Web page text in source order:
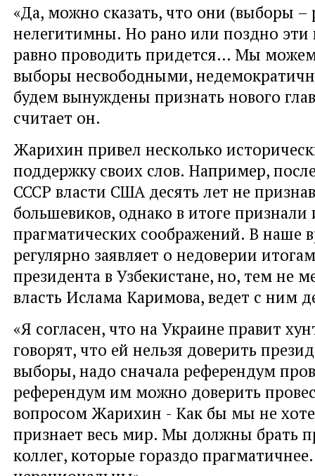
«Да, можно сказать, что они (выборы –
нелегитимны. Но рано или поздно эти
равно проводить придется… Мы можем
выборы несвободными,
будем вынуждены признать нового
считает он.
Жарихин привел несколько
поддержку своих слов. Например,
СССР власти США десять лет не
большевиков, однако в итоге признали
прагматических соображений. В наше
регулярно заявляет о недоверии
президента в Узбекистане, но, тем не
власть Ислама Каримова, ведет с ним
«Я согласен, что на Украине правит
говорят, что ей нельзя доверить
выборы, надо сначала референдум
референдум им можно доверить
вопросом Жарихин - Как бы мы не
признает весь мир. Мы должны брать
коллег, которые гораздо